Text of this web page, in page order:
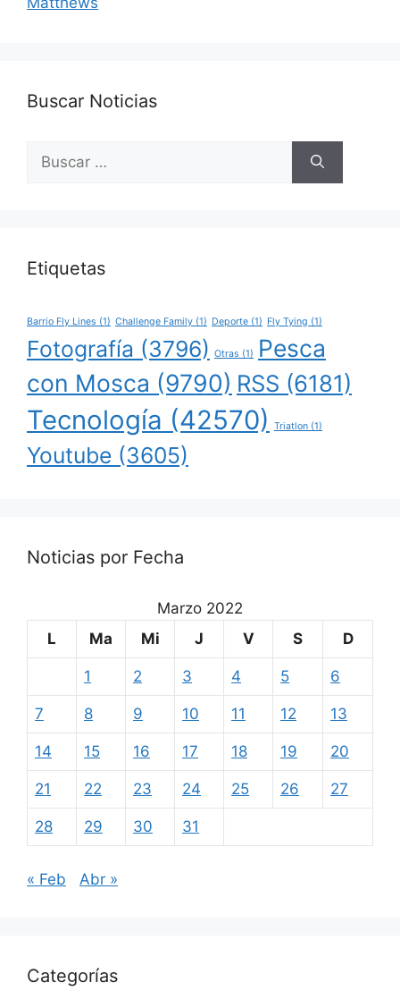
Buscar Noticias
Etiquetas
Barrio Fly Lines (1) Challenge Family (1) Deporte (1) Fly Tying (1)
Fotografía (3796) Otras (1)
Pesca
con Mosca (9790) RSS (6181)
Tecnología (42570) Triatlon (1)
Youtube (3605)
Noticias por Fecha
Marzo 2022
L
Ma Mi J V S D
1 2 3 4 5 6
7 8 9 10 11 12 13
14 15 16 17 18 19 20
21 22 23 24 25 26 27
28 29 30 31
« Feb Abr »
Categorías